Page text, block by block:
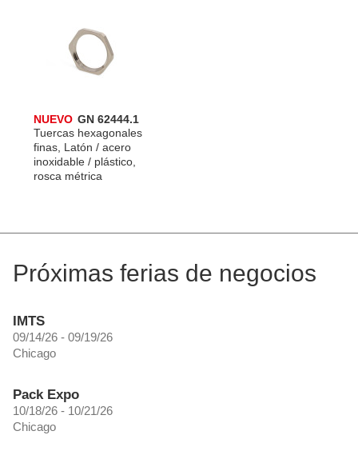
NUEVO GN 62444.1
Tuercas hexagonales
finas, Latón / acero
inoxidable / plástico,
rosca métrica
Próximas ferias de negocios
IMTS
09/14/26 - 09/19/26
Chicago
Pack Expo
10/18/26 - 10/21/26
Chicago